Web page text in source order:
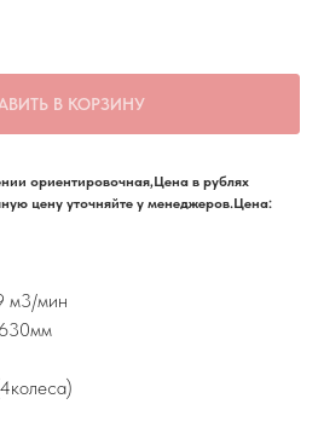
В КОРЗИНУ
ориентировочная,Цена в рублях
цену уточняйте у менеджеров.Цена:
м3/мин